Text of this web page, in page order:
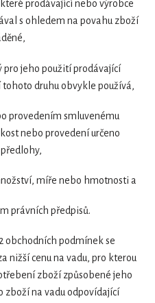
prodávající nebo výrobce
s ohledem na povahu zboží
pro jeho použití prodávající
druhu obvykle používá,
provedením smluvenému
nebo provedení určeno
míře nebo hmotnosti a
právních předpisů.
obchodních podmínek se
nižší cenu na vadu, pro kterou
zboží způsobené jeho
zboží na vadu odpovídající